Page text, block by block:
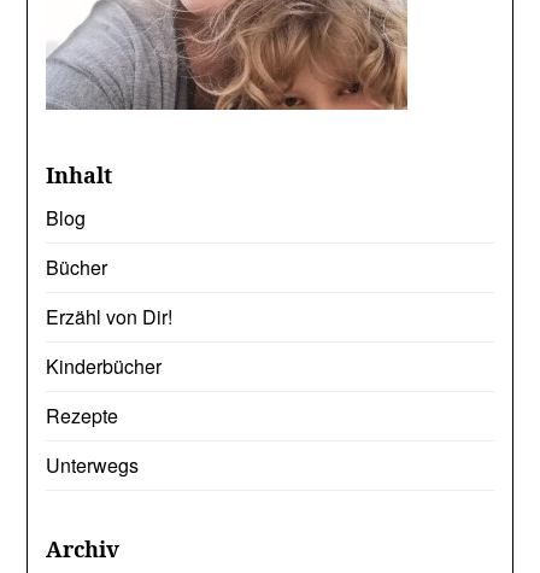
Inhalt
Blog
Bücher
Erzähl von Dir!
Kinderbücher
Rezepte
Unterwegs
Archiv